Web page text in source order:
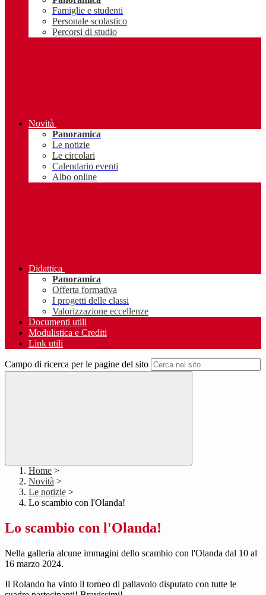
Famiglie e studenti
Personale scolastico
Percorsi di studio
Novità
Panoramica
Le notizie
Le circolari
Calendario eventi
Albo online
Didattica
Panoramica
Offerta formativa
I progetti delle classi
Valorizzazione eccellenze
Documenti utili
Modulistica e Crediti
Link utili
Campo di ricerca per le pagine del sito
Home >
Novità >
Le notizie >
Lo scambio con l'Olanda!
Lo scambio con l'Olanda!
Nella galleria alcune immagini dello scambio con l'Olanda dal 10 al
16 marzo 2024.
Il Rolando ha vinto il torneo di pallavolo disputato con tutte le